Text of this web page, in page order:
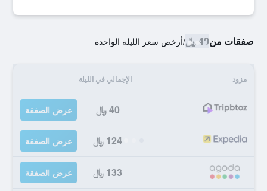
صفقات من40 ﷼ /أرخص سعر الليلة الواحدة
مزود الإجمالي في الليلة
40 ﷼ عرض الصفقة
124 ﷼ عرض الصفقة
133 ﷼ عرض الصفقة